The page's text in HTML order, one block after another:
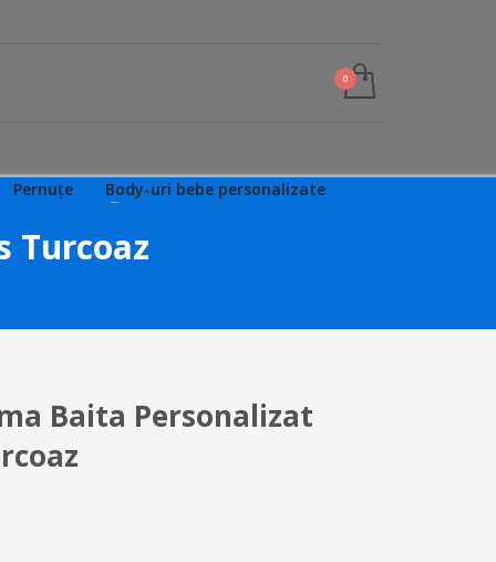
Pernuțe
Body-uri bebe personalizate
Turcoaz
Baita Personalizat